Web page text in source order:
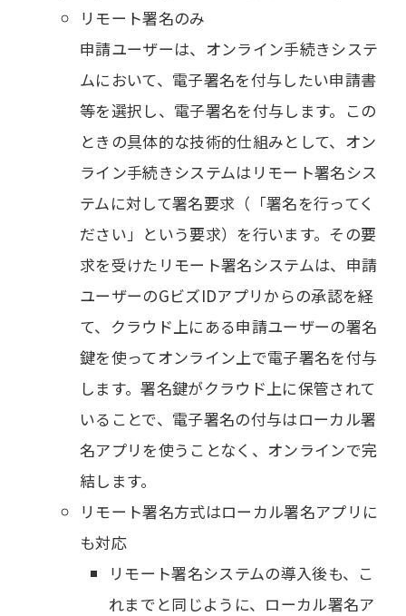
リモート署名のみ
申請ユーザーは、オンライン手続きシステ
ムにおいて、電子署名を付与したい申請書
等を選択し、電子署名を付与します。この
ときの具体的な技術的仕組みとして、オン
ライン手続きシステムはリモート署名シス
テムに対して署名要求（「署名を行ってく
ださい」という要求）を行います。その要
求を受けたリモート署名システムは、申請
ユーザーのGビズIDアプリからの承認を経
て、クラウド上にある申請ユーザーの署名
鍵を使ってオンライン上で電子署名を付与
します。署名鍵がクラウド上に保管されて
いることで、電子署名の付与はローカル署
名アプリを使うことなく、オンラインで完
結します。
リモート署名方式はローカル署名アプリに
も対応
リモート署名システムの導入後も、こ
れまでと同じように、ローカル署名ア